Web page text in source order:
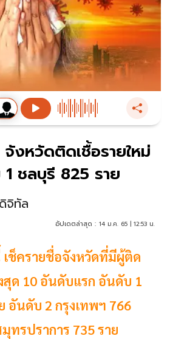
งหวัดติดเชื้อรายใหม่
ชลบุรี 825 ราย
จิทัล
อัปเดตล่าสุด : 14 ม.ค. 65 | 12:53 น.
ช็ครายชื่อจังหวัดที่มีผู้ติด
สุด 10 อันดับแรก อันดับ 1
อันดับ 2 กรุงเทพฯ 766
ทรปราการ 735 ราย